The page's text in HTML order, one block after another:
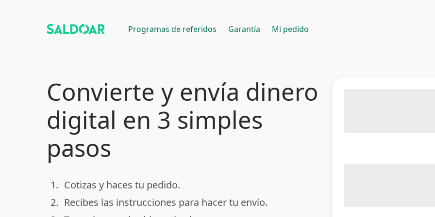
Programas de referidos Garantía Mi pedido
Convierte y envía dinero
digital en 3 simples
pasos
done
1. Cotizas y haces tu pedido.
done
2. Recibes las instrucciones para hacer tu envío.